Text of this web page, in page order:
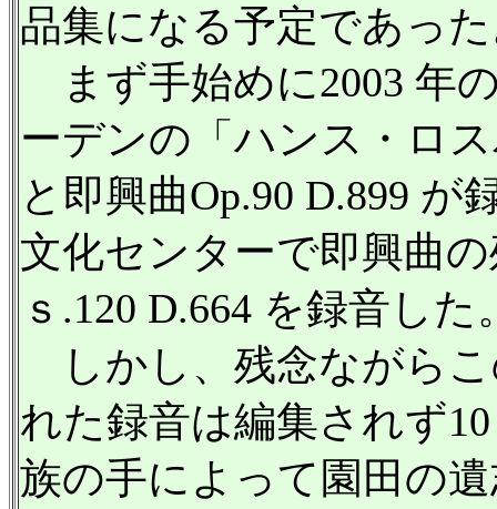
品集になる予定であっ
まず手始めに2003 年
ーデンの「ハンス・ロ
と即興曲Op.90 D.899
文化センターで即興曲
ｓ.120 D.664 を録音した
しかし、残念ながらこ
れた録音は編集されず
族の手によって園田の